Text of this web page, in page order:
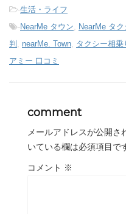
-生活・ライフ
-NearMe タウン, NearMe タク
判 , nearMe. Town, タクシー相乗
アミー 口コミ
comment
メールアドレスが公開さ
いている欄は必須項目で
コメント ※